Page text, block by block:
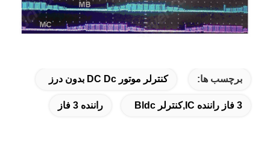
برچسب ها: کنترلر موتور DC Dc بدون درز
3 فاز راننده IC,کنترلر Bldc راننده 3 فاز